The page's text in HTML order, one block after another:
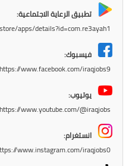
تطبيق الرعاية الاجتماعية:
apps/details?id=com.re3ayah1
فيسبوك:
https://www.facebook.com/iraqjobs9
يوتيوب:
https://www.youtube.com/@iraqjobs
انستغرام:
www.instagram.com/iraqjobs0/